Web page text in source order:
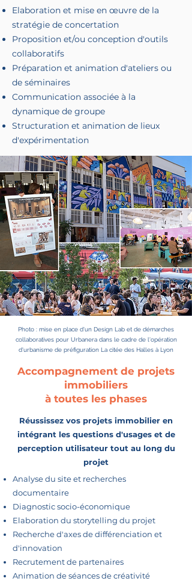
Elaboration et mise en œuvre de la
stratégie de concertation
Proposition et/ou conception d'outils
collaboratifs
Préparation et animation d'ateliers ou
de séminaires
Communication associée à la
dynamique de groupe
Structuration et animation de lieux
d'expérimentation
Photo : mise en place d'un Design Lab et de démarches
collaboratives pour Urbanera dans le cadre de l'opération
d'urbanisme de préfiguration La citée des Halles à Lyon
Accompagnement de projets
immobiliers
à toutes les phases
Réussissez vos projets immobilier en
intégrant les questions d'usages et de
perception utilisateur tout au long du
projet
Analyse du site et recherches
documentaire
Diagnostic socio-économique
Elaboration du storytelling du projet
Recherche d'axes de différenciation et
d'innovation
Recrutement de partenaires
Animation de séances de créativité